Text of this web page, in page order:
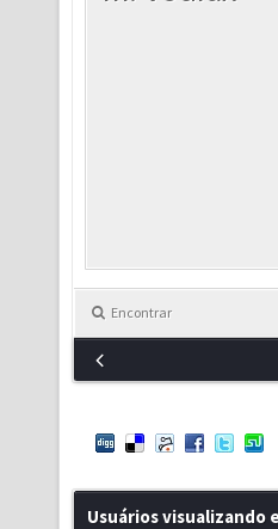
Encontrar
Usuários visualizando